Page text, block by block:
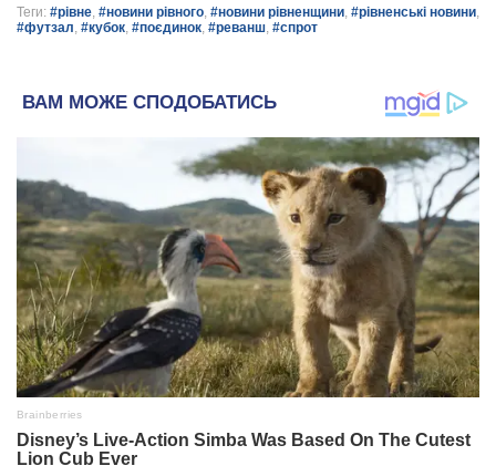
Теги: #рівне, #новини рівного, #новини рівненщини, #рівненські новини,
#футзал, #кубок, #поєдинок, #реванш, #спрот